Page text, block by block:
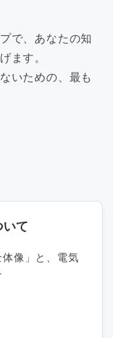
で、あなたの知
ます。
いための、最も
いて
像」と、電気